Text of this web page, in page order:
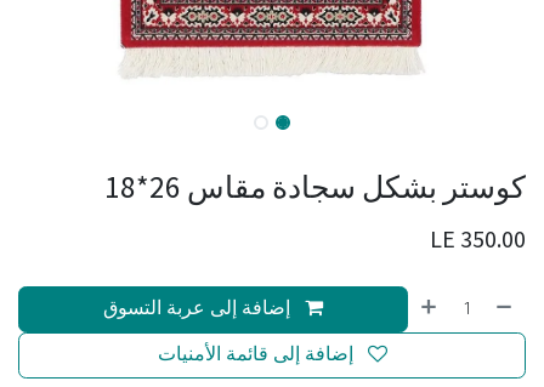
كوستر بشكل سجادة مقاس 26*18
350.00
إضافة إلى عربة التسوق
إضافة إلى قائمة الأمنيات